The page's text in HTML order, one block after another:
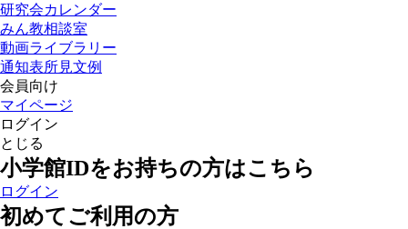
研究会カレンダー
みん教相談室
動画ライブラリー
通知表所見文例
会員向け
マイページ
ログイン
とじる
小学館IDをお持ちの方はこちら
ログイン
初めてご利用の方